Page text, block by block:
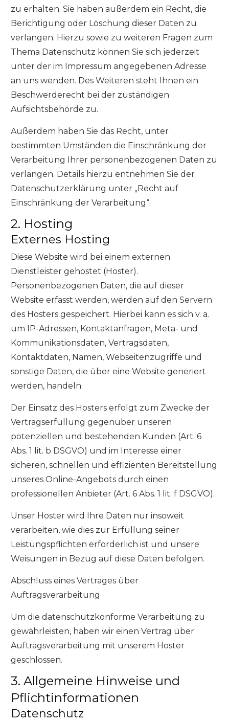
zu erhalten. Sie haben außerdem ein Recht, die
Berichtigung oder Löschung dieser Daten zu
verlangen. Hierzu sowie zu weiteren Fragen zum
Thema Datenschutz können Sie sich jederzeit
unter der im Impressum angegebenen Adresse
an uns wenden. Des Weiteren steht Ihnen ein
Beschwerderecht bei der zuständigen
Aufsichtsbehörde zu.
Außerdem haben Sie das Recht, unter
bestimmten Umständen die Einschränkung der
Verarbeitung Ihrer personenbezogenen Daten zu
verlangen. Details hierzu entnehmen Sie der
Datenschutzerklärung unter „Recht auf
Einschränkung der Verarbeitung“.
2. Hosting
Externes Hosting
Diese Website wird bei einem externen
Dienstleister gehostet (Hoster).
Personenbezogenen Daten, die auf dieser
Website erfasst werden, werden auf den Servern
des Hosters gespeichert. Hierbei kann es sich v. a.
um IP-Adressen, Kontaktanfragen, Meta- und
Kommunikationsdaten, Vertragsdaten,
Kontaktdaten, Namen, Webseitenzugriffe und
sonstige Daten, die über eine Website generiert
werden, handeln.
Der Einsatz des Hosters erfolgt zum Zwecke der
Vertragserfüllung gegenüber unseren
potenziellen und bestehenden Kunden (Art. 6
Abs. 1 lit. b DSGVO) und im Interesse einer
sicheren, schnellen und effizienten Bereitstellung
unseres Online-Angebots durch einen
professionellen Anbieter (Art. 6 Abs. 1 lit. f DSGVO).
Unser Hoster wird Ihre Daten nur insoweit
verarbeiten, wie dies zur Erfüllung seiner
Leistungspflichten erforderlich ist und unsere
Weisungen in Bezug auf diese Daten befolgen.
Abschluss eines Vertrages über
Auftragsverarbeitung
Um die datenschutzkonforme Verarbeitung zu
gewährleisten, haben wir einen Vertrag über
Auftragsverarbeitung mit unserem Hoster
geschlossen.
3. Allgemeine Hinweise und
Pflichtinformationen
Datenschutz